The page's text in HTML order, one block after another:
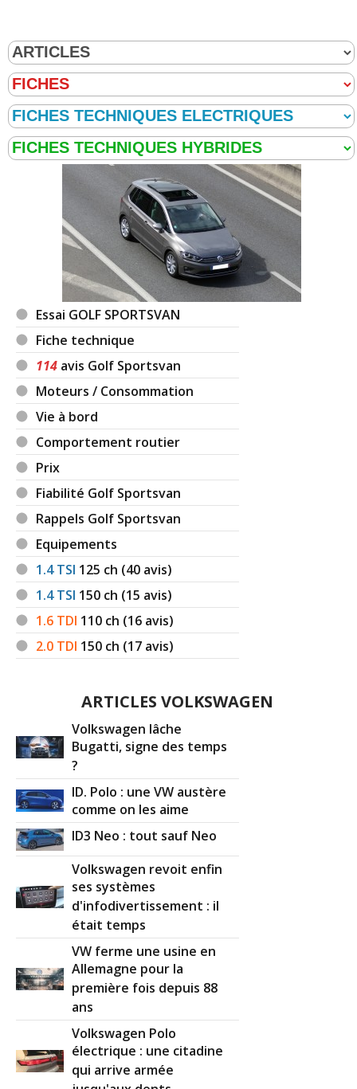
Essai GOLF SPORTSVAN
Fiche technique
114 avis Golf Sportsvan
Moteurs / Consommation
Vie à bord
Comportement routier
Prix
Fiabilité Golf Sportsvan
Rappels Golf Sportsvan
Equipements
1.4 TSI 125 ch (40 avis)
1.4 TSI 150 ch (15 avis)
1.6 TDI 110 ch (16 avis)
2.0 TDI 150 ch (17 avis)
ARTICLES VOLKSWAGEN
Volkswagen lâche
Bugatti, signe des temps
?
ID. Polo : une VW austère
comme on les aime
ID3 Neo : tout sauf Neo
Volkswagen revoit enfin
ses systèmes
d'infodivertissement : il
était temps
VW ferme une usine en
Allemagne pour la
première fois depuis 88
ans
Volkswagen Polo
électrique : une citadine
qui arrive armée